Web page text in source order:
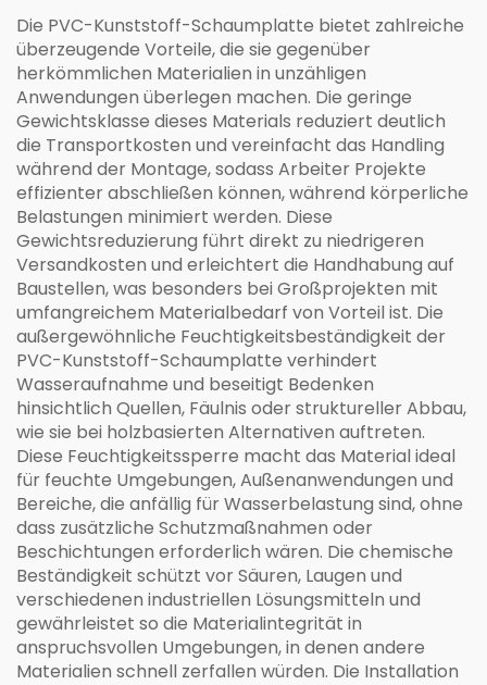
Die PVC-Kunststoff-Schaumplatte bietet zahlreiche
überzeugende Vorteile, die sie gegenüber
herkömmlichen Materialien in unzähligen
Anwendungen überlegen machen. Die geringe
Gewichtsklasse dieses Materials reduziert deutlich
die Transportkosten und vereinfacht das Handling
während der Montage, sodass Arbeiter Projekte
effizienter abschließen können, während körperliche
Belastungen minimiert werden. Diese
Gewichtsreduzierung führt direkt zu niedrigeren
Versandkosten und erleichtert die Handhabung auf
Baustellen, was besonders bei Großprojekten mit
umfangreichem Materialbedarf von Vorteil ist. Die
außergewöhnliche Feuchtigkeitsbeständigkeit der
PVC-Kunststoff-Schaumplatte verhindert
Wasseraufnahme und beseitigt Bedenken
hinsichtlich Quellen, Fäulnis oder struktureller Abbau,
wie sie bei holzbasierten Alternativen auftreten.
Diese Feuchtigkeitssperre macht das Material ideal
für feuchte Umgebungen, Außenanwendungen und
Bereiche, die anfällig für Wasserbelastung sind, ohne
dass zusätzliche Schutzmaßnahmen oder
Beschichtungen erforderlich wären. Die chemische
Beständigkeit schützt vor Säuren, Laugen und
verschiedenen industriellen Lösungsmitteln und
gewährleistet so die Materialintegrität in
anspruchsvollen Umgebungen, in denen andere
Materialien schnell zerfallen würden. Die Installation